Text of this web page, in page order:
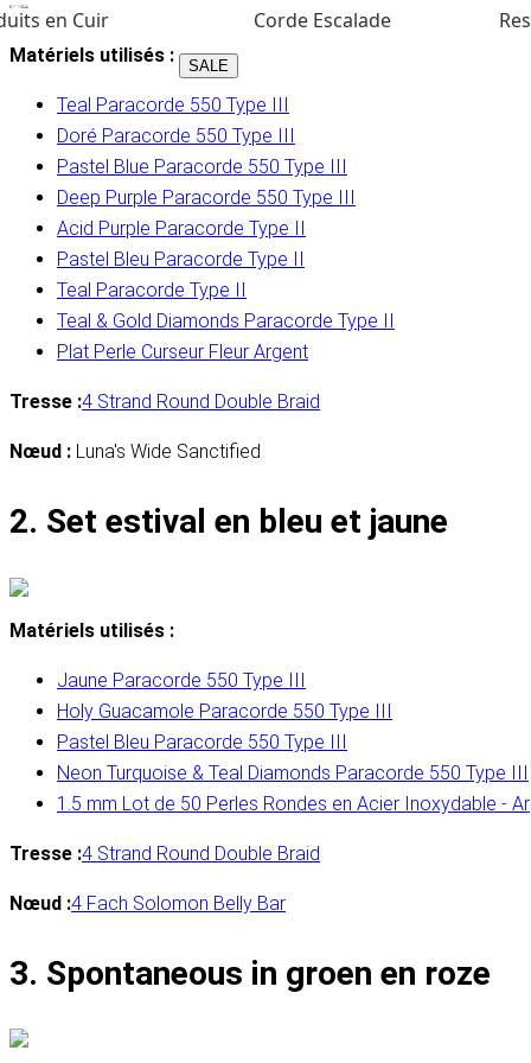
en Cuir Corde Escalade
SALE
Matériels utilisés :
Teal Paracorde 550 Type III
Doré Paracorde 550 Type III
Pastel Blue Paracorde 550 Type III
Deep Purple Paracorde 550 Type III
Acid Purple Paracorde Type II
Pastel Bleu Paracorde Type II
Teal Paracorde Type II
Teal & Gold Diamonds Paracorde Type II
Plat Perle Curseur Fleur Argent
Tresse :4 Strand Round Double Braid
Nœud : Luna's Wide Sanctified
2. Set estival en bleu et jaune
Matériels utilisés :
Jaune Paracorde 550 Type III
Holy Guacamole Paracorde 550 Type III
Pastel Bleu Paracorde 550 Type III
Neon Turquoise & Teal Diamonds Paracorde 550 Type III
1.5 mm Lot de 50 Perles Rondes en Acier Inoxydable -
Tresse :4 Strand Round Double Braid
Nœud :4 Fach Solomon Belly Bar
3. Spontaneous in groen en roze